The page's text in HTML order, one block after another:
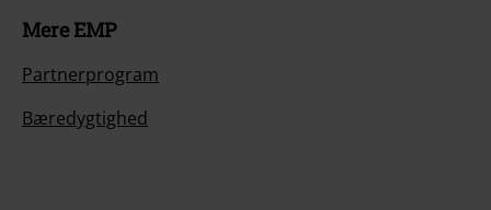
Mere EMP
Partnerprogram
Bæredygtighed